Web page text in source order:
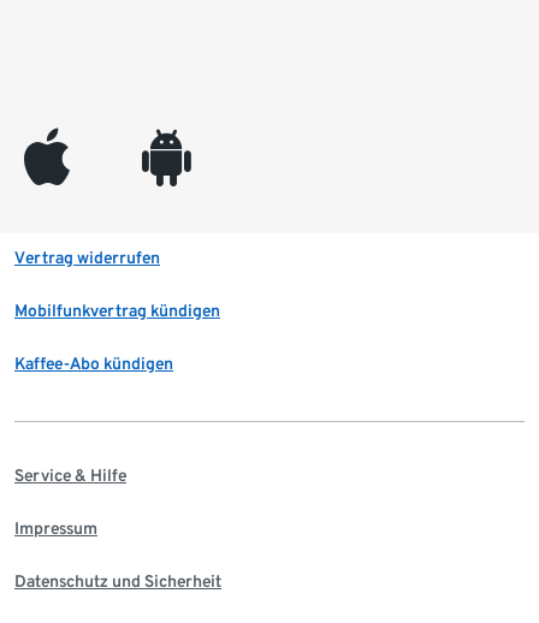
appleinc android
Vertrag widerrufen
Mobilfunkvertrag kündigen
Kaffee-Abo kündigen
Service & Hilfe
Impressum
Datenschutz und Sicherheit